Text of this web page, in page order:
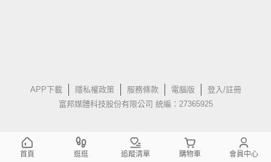
APP下載 隱私權政策 服務條款 電腦版
登入/註冊
富邦媒體科技股份有限公司 統編：27365925
首頁 逛逛 追蹤清單 購物車 會員中心